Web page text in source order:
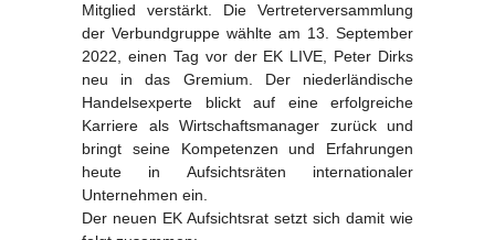
Mitglied verstärkt. Die Vertreterversammlung
der Verbundgruppe wählte am 13. September
2022, einen Tag vor der EK LIVE, Peter Dirks
neu in das Gremium. Der niederländische
Handelsexperte blickt auf eine erfolgreiche
Karriere als Wirtschaftsmanager zurück und
bringt seine Kompetenzen und Erfahrungen
heute in Aufsichtsräten internationaler
Unternehmen ein.
Der neuen EK Aufsichtsrat setzt sich damit wie